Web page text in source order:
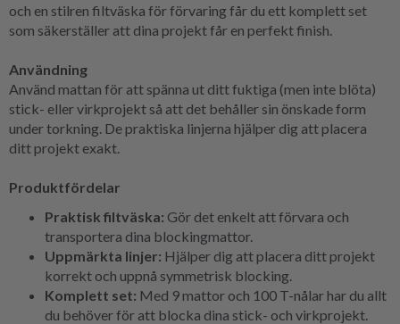
och en stilren filtväska för förvaring får du ett komplett set
som säkerställer att dina projekt får en perfekt finish.
Användning
Använd mattan för att spänna ut ditt fuktiga (men inte blöta)
stick- eller virkprojekt så att det behåller sin önskade form
under torkning. De praktiska linjerna hjälper dig att placera
ditt projekt exakt.
Produktfördelar
Praktisk filtväska: Gör det enkelt att förvara och
transportera dina blockingmattor.
Uppmärkta linjer: Hjälper dig att placera ditt projekt
korrekt och uppnå symmetrisk blocking.
Komplett set: Med 9 mattor och 100 T-nålar har du allt
du behöver för att blocka dina stick- och virkprojekt.